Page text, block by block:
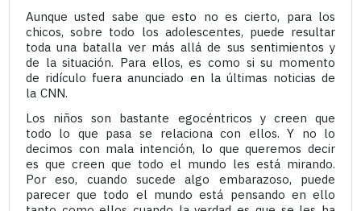
Aunque usted sabe que esto no es cierto, para los
chicos, sobre todo los adolescentes, puede resultar
toda una batalla ver más allá de sus sentimientos y
de la situación. Para ellos, es como si su momento
de ridículo fuera anunciado en la últimas noticias de
la CNN.
Los niños son bastante egocéntricos y creen que
todo lo que pasa se relaciona con ellos. Y no lo
decimos con mala intención, lo que queremos decir
es que creen que todo el mundo les está mirando.
Por eso, cuando sucede algo embarazoso, puede
parecer que todo el mundo está pensando en ello